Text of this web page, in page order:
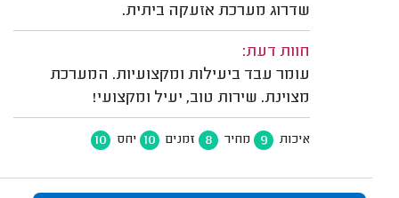
שדרוג מערכת אזעקה ביתית.
חוות דעת:
עומר עבד ביעילות ומקצועיות. המערכת
מצוינת. שירות טוב, יעיל ומקצועי!
איכות 9 מחיר 8 זמנים 10 יחס 10